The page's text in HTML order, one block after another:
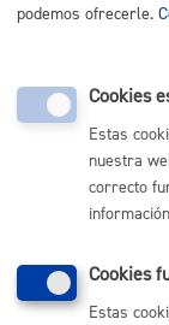
podemos ofrecerle.
Cookies
Estas
nuestra
correcto
Cookies
Estas